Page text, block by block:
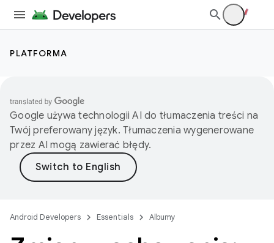
PLATFORMA
Google używa technologii AI do tłumaczenia treści na
Twój preferowany język. Tłumaczenia wygenerowane
przez AI mogą zawierać błędy.
Android Developers Essentials Albumy